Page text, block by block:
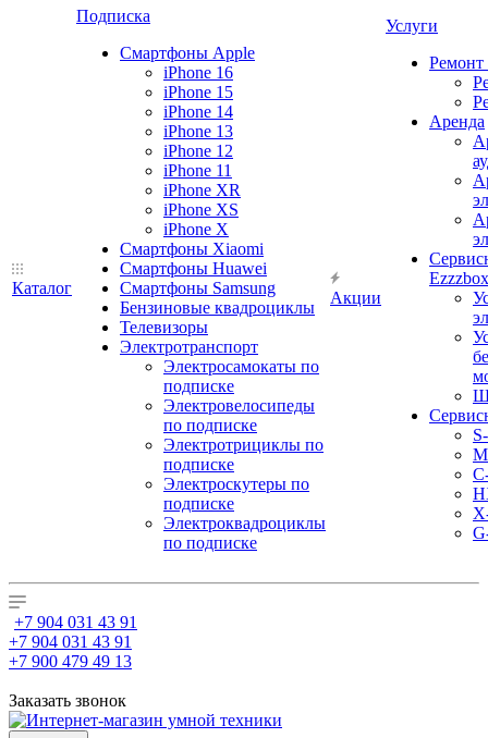
Каталог
Подписка
Смартфоны Apple
iPhone 16
iPhone 15
iPhone 14
iPhone 13
iPhone 12
iPhone 11
iPhone XR
iPhone XS
iPhone X
Смартфоны Xiaomi
Смартфоны Huawei
Смартфоны Samsung
Бензиновые квадроциклы
Телевизоры
Электротранспорт
Электросамокаты по
подписке
Электровелосипеды
по подписке
Электротрициклы по
подписке
Электроскутеры по
подписке
Электроквадроциклы
по подписке
Акции
Услуги
Ремонт
Аренда
Ezzzbox
+7 904 031 43 91
+7 904 031 43 91
+7 900 479 49 13
Заказать звонок